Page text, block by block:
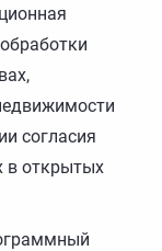
согласия
в открытых